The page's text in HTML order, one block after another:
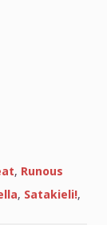
, Runous
, Satakieli!,